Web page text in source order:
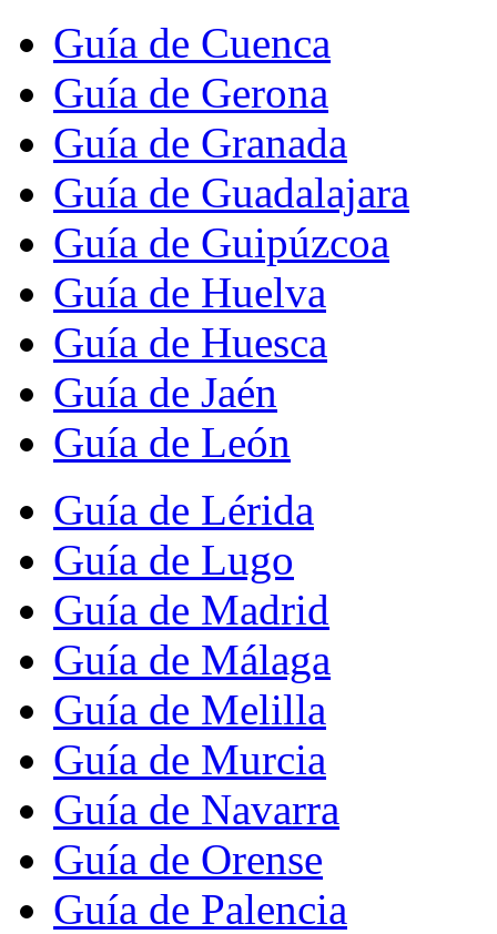
Guía de Cuenca
Guía de Gerona
Guía de Granada
Guía de Guadalajara
Guía de Guipúzcoa
Guía de Huelva
Guía de Huesca
Guía de Jaén
Guía de León
Guía de Lérida
Guía de Lugo
Guía de Madrid
Guía de Málaga
Guía de Melilla
Guía de Murcia
Guía de Navarra
Guía de Orense
Guía de Palencia